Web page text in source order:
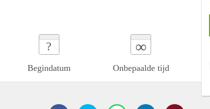
?
Begindatum
∞
Onbepaalde tijd